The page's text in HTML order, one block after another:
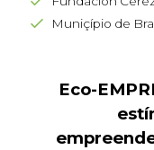
Muniçípio de
Eco-